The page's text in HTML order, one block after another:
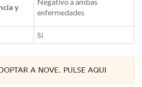
y
Negativo a ambas
enfermedades
Si
A NOVE. PULSE AQUI